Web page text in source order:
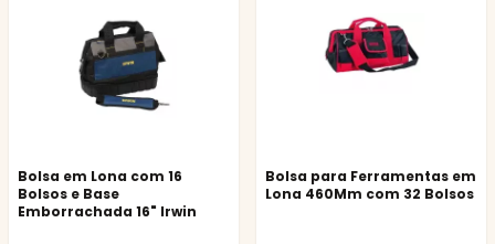
Bolsa em Lona com 16
Bolsos e Base
Emborrachada 16" Irwin
Bolsa para Ferramentas em
Lona 460Mm com 32 Bolsos